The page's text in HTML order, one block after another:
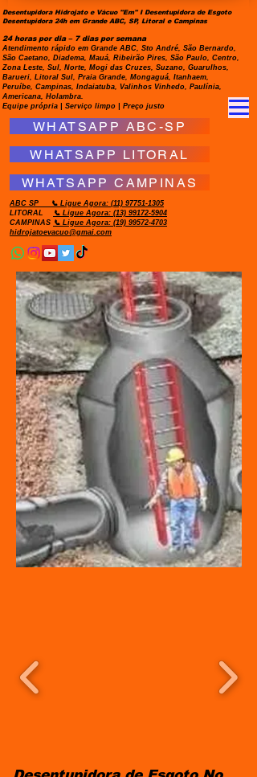
Desentupidora Hidrojato e Vácuo "Em" I Desentupidora de Esgoto
Desentupidora 24h em Grande ABC, SP, Litoral e Campinas
24 horas por dia – 7 dias por semana
Atendimento rápido em Grande ABC, Sto André, São Bernardo,
São Caetano, Diadema, Mauá, Ribeirão Pires, São Paulo, Centro,
Zona Leste, Sul, Norte, Mogi das Cruzes, Suzano, Guarulhos,
Barueri, Litoral Sul, Praia Grande, Mongaguá, Itanhaem,
Peruíbe, Campinas, Indaiatuba, Valinhos Vinhedo, Paulínia,
Americana, Holambra.
Equipe própria | Serviço limpo | Preço justo
WHATSAPP ABC-SP
WHATSAPP LITORAL
WHATSAPP CAMPINAS
ABC SP 📞 Ligue Agora: (11) 97751-1305
LITORAL
📞 Ligue Agora: (13) 99172-5904
CAMPINAS 📞 Ligue Agora: (19) 99572-4703
hidrojatoevacuo@gmai.com